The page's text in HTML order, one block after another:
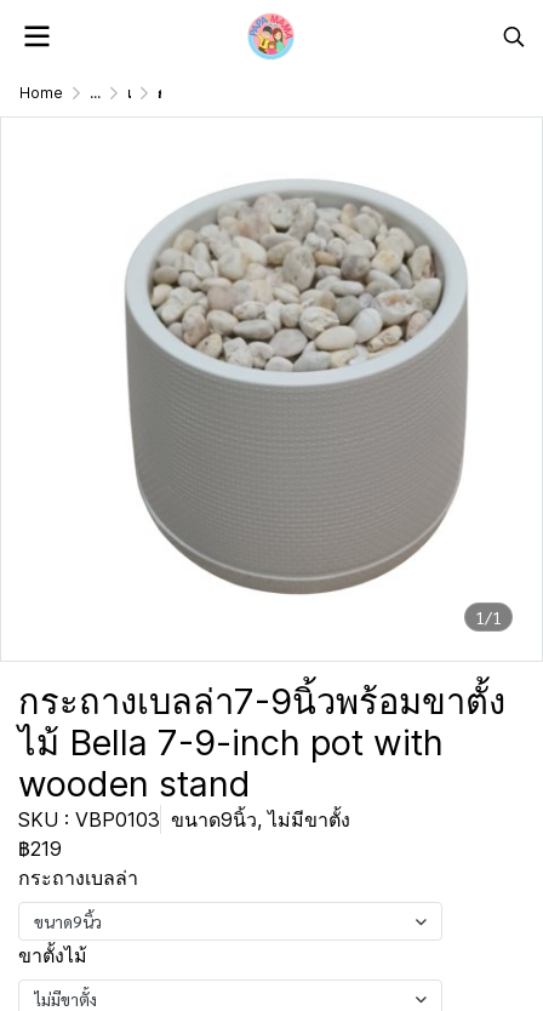
Home ... แจกัน/ตะกร้า/กระถางต้นไม้ดอกไม้ปลอม Vase/Basket/Pot กระถางเบลล่า7-9นิ้วพร้อมขาตั้งไม้ Bella 7-9-inch pot with wooden stand
1/1
กระถางเบลล่า7-9นิ้วพร้อมขาตั้ง
ไม้ Bella 7-9-inch pot with
wooden stand
SKU : VBP0103 ขนาด9นิ้ว, ไม่มีขาตั้ง
฿219
กระถางเบลล่า
ขนาด9นิ้ว
ขาตั้งไม้
ไม่มีขาตั้ง